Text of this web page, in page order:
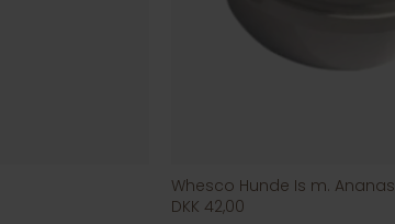
Whesco Hunde Is m.
DKK 42,00